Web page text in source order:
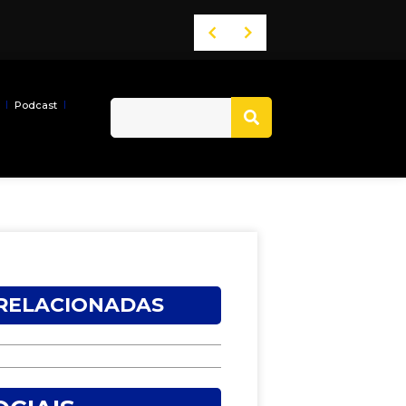
Podcast